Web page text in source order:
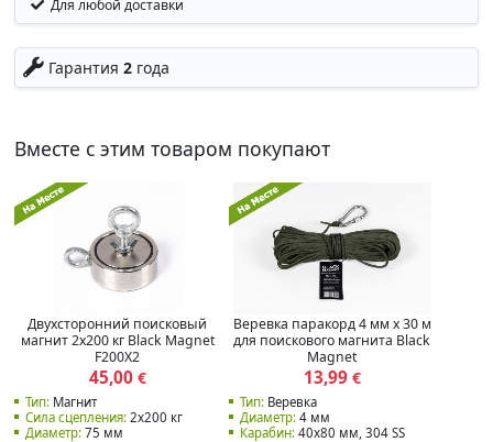
Для любой доставки
Гарантия 2года
Вместе с этим товаром покупают
Двухсторонний поисковый
магнит 2х200 кг Black Magnet
F200X2
45,00€
Тип:Магнит
Сила сцепления:2x200 кг
Диаметр:75 мм
Веревка паракорд 4 мм х 30 м
для поискового магнита Black
Magnet
13,99€
Тип:Веревка
Диаметр:4 мм
Карабин:40x80 мм, 304 SS